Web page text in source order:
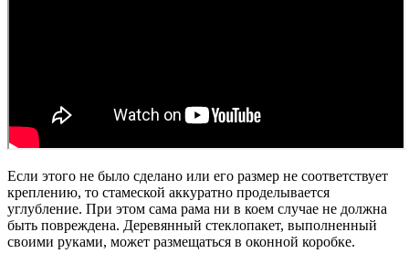
Если этого не было сделано или его размер не соответствует
креплению, то стамеской аккуратно проделывается
углубление. При этом сама рама ни в коем случае не должна
быть повреждена. Деревянный стеклопакет, выполненный
своими руками, может размещаться в оконной коробке.